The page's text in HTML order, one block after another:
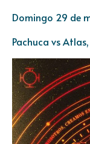
Domingo 29 de
Pachuca vs